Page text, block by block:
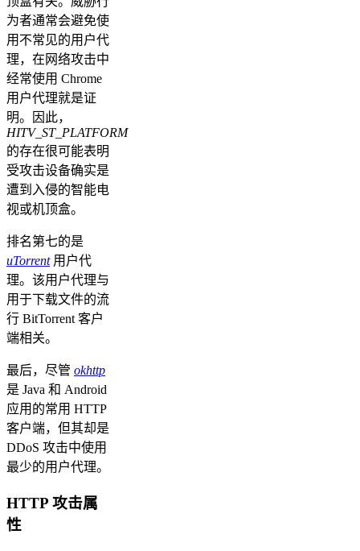
为者通常会避免使
用不常见的用户代
理，在网络攻击中
经常使用 Chrome
用户代理就是证
明。因此，
HITV_ST_PLATFORM
的存在很可能表明
受攻击设备确实是
遭到入侵的智能电
视或机顶盒。
排名第七的是
uTorrent用户代
理。该用户代理与
用于下载文件的流
行 BitTorrent 客户
端相关。
最后，尽管 okhttp
是 Java 和 Android
应用的常用 HTTP
客户端，但其却是
DDoS 攻击中使用
最少的用户代理。
HTTP 攻击属
性